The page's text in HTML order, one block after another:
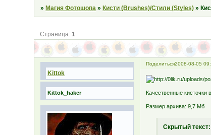
» Магия Фотошопа » Кисти (Brushes)/Стили (Styles) »
Страница: 1
Поделиться2008-08-05
Kittok
Kittok_haker Качественные кисточки
Размер архива: 9,7 Мб
Скрытый текст: